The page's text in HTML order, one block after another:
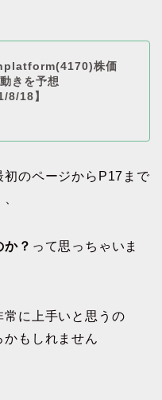
株価
きを予想
8/18】
初のページからP17まで
？ って思っちゃいま
常に上手いと思うの
かもしれません